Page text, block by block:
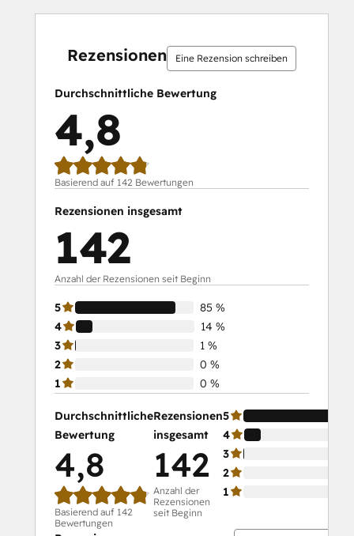
Platform Consulting
Sales Enablement
Sales Management Training: Strategies
for Developing a Successful Modern
Salesforce Integration Certification
SEO
SEO II
Service Hub Software
Course
Social Media Marketing Certification II
Rezensionen Eine Rezension schreiben
Durchschnittliche Bewertung
4,8
Basierend auf 142 Bewertungen
Rezensionen insgesamt
142
Anzahl der Rezensionen seit Beginn
5
85 %
4
14 %
3
1 %
2
0 %
1
0 %
Durchschnittliche
Bewertung
4,8
Basierend auf 142
Bewertungen
Rezensionen
insgesamt
142
Anzahl der
Rezensionen
seit Beginn
5
4
3
2
1